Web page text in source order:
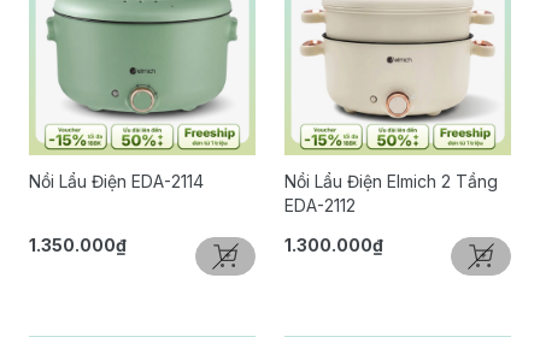
Nồi Lẩu Điện EDA-2114
1.350.000₫
Nồi Lẩu Điện Elmich 2 Tầng
EDA-2112
1.300.000₫